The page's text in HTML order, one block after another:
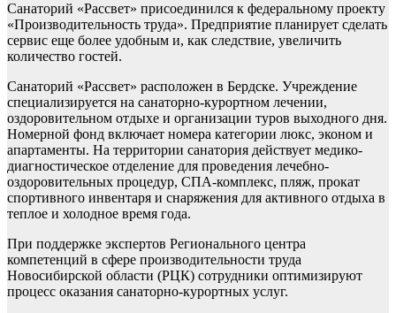
Санаторий «Рассвет» присоединился к федеральному проекту
«Производительность труда». Предприятие планирует сделать
сервис еще более удобным и, как следствие, увеличить
количество гостей.
Санаторий «Рассвет» расположен в Бердске. Учреждение
специализируется на санаторно-курортном лечении,
оздоровительном отдыхе и организации туров выходного дня.
Номерной фонд включает номера категории люкс, эконом и
апартаменты. На территории санатория действует медико-
диагностическое отделение для проведения лечебно-
оздоровительных процедур, СПА-комплекс, пляж, прокат
спортивного инвентаря и снаряжения для активного отдыха в
теплое и холодное время года.
При поддержке экспертов Регионального центра
компетенций в сфере производительности труда
Новосибирской области (РЦК) сотрудники оптимизируют
процесс оказания санаторно-курортных услуг.